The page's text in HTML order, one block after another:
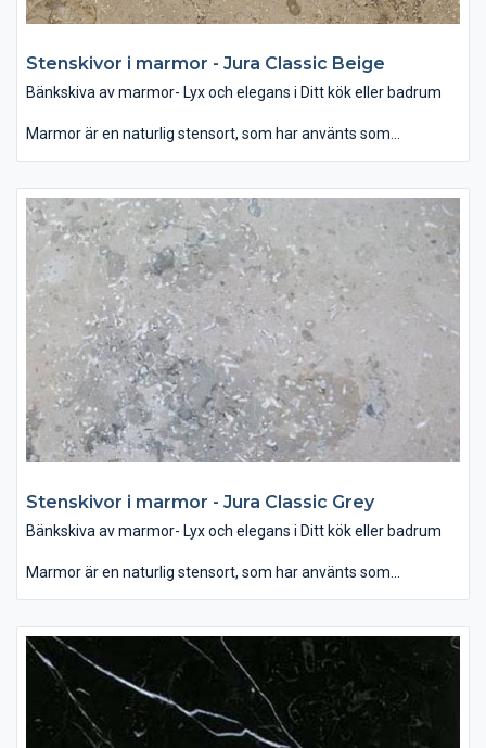
Stenskivor i marmor - Jura Classic Beige
Bänkskiva av marmor- Lyx och elegans i Ditt kök eller badrum
Marmor är en naturlig stensort, som har använts som
samband med rätt belysning ger ett mjukt och lyxigt intryck.
Som dekoration kan man använda marmor som
designelement på öppna spisen eller som fönsterbräda. Det
finns ett brett utbud av färg och mönster när det gäller marmor
– allt mellan ljusvita till svarta, randiga och prickiga. Vanligen är
mörka färger starkare än ljusa och dessutom mindre porösa,
vilket gör den tåligare för repor och fläckar. Behandling av sten
med speciella medel hjälper att skydda bänkskivan mot fläckar
och hålla dess fina glans.
Stenskivor i marmor - Jura Classic Grey
Bänkskiva av marmor- Lyx och elegans i Ditt kök eller badrum
Marmor är en naturlig stensort, som har använts som
samband med rätt belysning ger ett mjukt och lyxigt intryck.
Som dekoration kan man använda marmor som
designelement på öppna spisen eller som fönsterbräda. Det
finns ett brett utbud av färg och mönster när det gäller marmor
– allt mellan ljusvita till svarta, randiga och prickiga. Vanligen är
mörka färger starkare än ljusa och dessutom mindre porösa,